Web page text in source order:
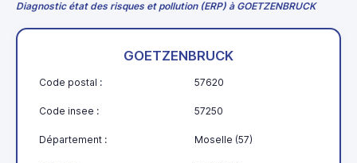
Diagnostic état des risques et pollution (ERP) à GOETZENBRUCK
GOETZENBRUCK
Code postal : 57620
Code insee : 57250
Département : Moselle (57)